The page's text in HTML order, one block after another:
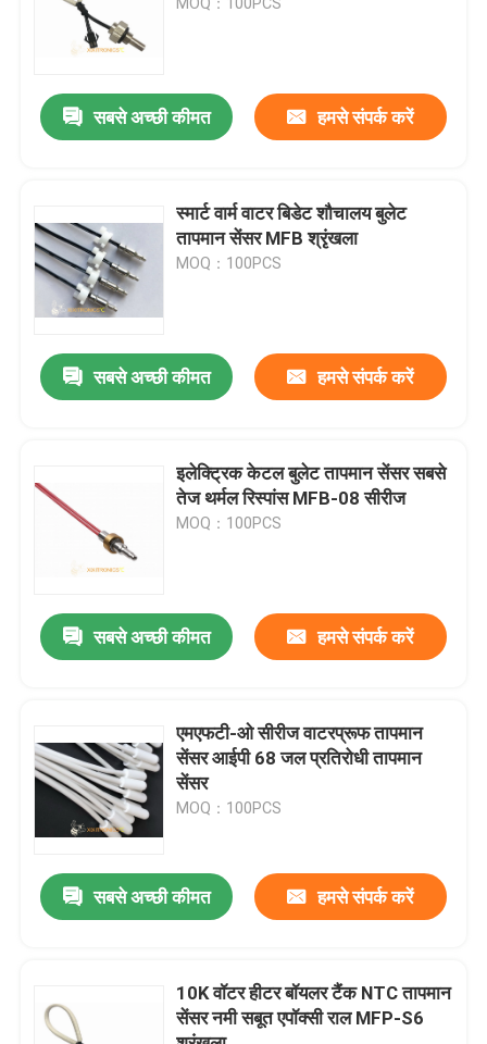
उत्पाद
हमारे बारे में
फैक्टरी यात्रा
हमसे संपर्क करें
समाचार
सभी मामलों
चिकित्सा तापमान जांच
MOQ：100PCS
सबसे अच्छी कीमत हमसे संपर्क करें
स्मार्ट वार्म वाटर बिडेट शौचालय बुलेट
तापमान सेंसर MFB श्रृंखला
MOQ：100PCS
सबसे अच्छी कीमत हमसे संपर्क करें
इलेक्ट्रिक केटल बुलेट तापमान सेंसर सबसे
तेज थर्मल रिस्पांस MFB-08 सीरीज
MOQ：100PCS
सबसे अच्छी कीमत हमसे संपर्क करें
एमएफटी-ओ सीरीज वाटरप्रूफ तापमान
सेंसर आईपी 68 जल प्रतिरोधी तापमान
सेंसर
MOQ：100PCS
सबसे अच्छी कीमत हमसे संपर्क करें
10K वॉटर हीटर बॉयलर टैंक NTC तापमान
सेंसर नमी सबूत एपॉक्सी राल MFP-S6